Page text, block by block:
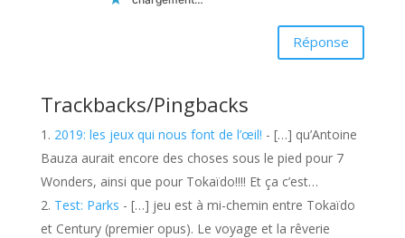
Réponse
Trackbacks/Pingbacks
2019: les jeux qui nous font de l’œil! - […] qu’Antoine
Bauza aurait encore des choses sous le pied pour 7
Wonders, ainsi que pour Tokaïdo!!!! Et ça c’est…
Test: Parks - […] jeu est à mi-chemin entre Tokaïdo
et Century (premier opus). Le voyage et la rêverie